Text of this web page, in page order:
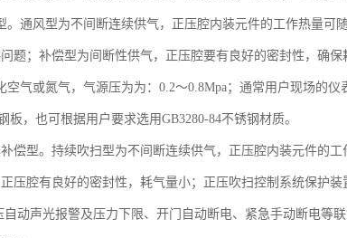
。通风型为不间断连续供气，正压腔内装元件的工作热量可
题；补偿型为间断性供气，正压腔要有良好的密封性，确保
气或氮气，气源压为为：0.2～0.8Mpa；通常用户现场的仪
板，也可根据用户要求选用GB3280-84不锈钢材质。
偿型。持续吹扫型为不间断连续供气，正压腔内装元件的
压腔有良好的密封性，耗气量小；正压吹扫控制系统保护装
动声光报警及压力下限、开门自动断电、紧急手动断电等